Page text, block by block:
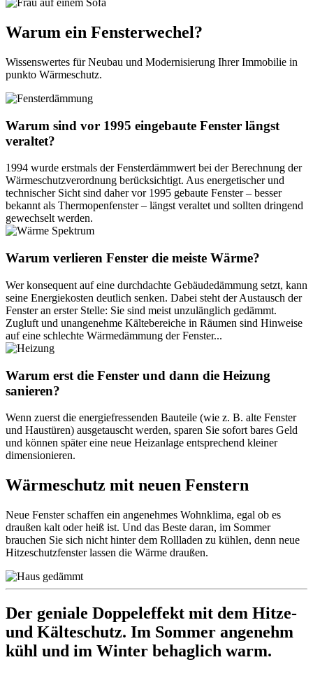
Warum ein Fensterwechel?
Wissenswertes für Neubau und Modernisierung Ihrer Immobilie in
punkto Wärmeschutz.
Warum sind vor 1995 eingebaute Fenster längst
veraltet?
1994 wurde erstmals der Fensterdämmwert bei der Berechnung der
Wärmeschutzverordnung berücksichtigt. Aus energetischer und
technischer Sicht sind daher vor 1995 gebaute Fenster – besser
bekannt als Thermopenfenster – längst veraltet und sollten dringend
gewechselt werden.
Warum verlieren Fenster die meiste Wärme?
Wer konsequent auf eine durchdachte Gebäudedämmung setzt, kann
seine Energiekosten deutlich senken. Dabei steht der Austausch der
Fenster an erster Stelle: Sie sind meist unzulänglich gedämmt.
Zugluft und unangenehme Kältebereiche in Räumen sind Hinweise
auf eine schlechte Wärmedämmung der Fenster...
Warum erst die Fenster und dann die Heizung
sanieren?
Wenn zuerst die energiefressenden Bauteile (wie z. B. alte Fenster
und Haustüren) ausgetauscht werden, sparen Sie sofort bares Geld
und können später eine neue Heizanlage entsprechend kleiner
dimensionieren.
Wärmeschutz mit neuen Fenstern
Neue Fenster schaffen ein angenehmes Wohnklima, egal ob es
draußen kalt oder heiß ist. Und das Beste daran, im Sommer
brauchen Sie sich nicht hinter dem Rollladen zu kühlen, denn neue
Hitzeschutzfenster lassen die Wärme draußen.
Der geniale Doppeleffekt mit dem Hitze-
und Kälteschutz. Im Sommer angenehm
kühl und im Winter behaglich warm.